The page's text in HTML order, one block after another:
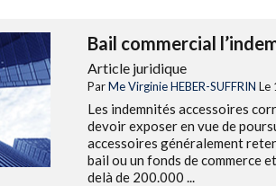
Bail commercial
Article juridique
ParMe Virginie HEBER-SUFFRIN Le
Les indemnités accessoires
devoir exposer en vue de
accessoires généralement
bail ou un fonds de commerce
delà de 200.000 ...